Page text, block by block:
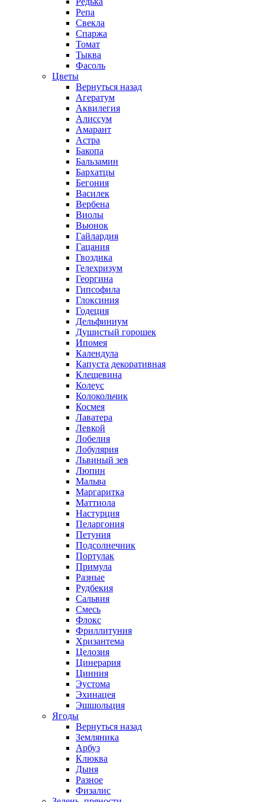
Репа
Свекла
Спаржа
Томат
Тыква
Фасоль
Цветы
Вернуться назад
Агератум
Аквилегия
Алиссум
Амарант
Астра
Бакопа
Бальзамин
Бархатцы
Бегония
Василек
Вербена
Виолы
Вьюнок
Гайлардия
Гацания
Гвоздика
Гелехризум
Георгина
Гипсофила
Глоксиния
Годеция
Дельфиниум
Душистый горошек
Ипомея
Календула
Капуста декоративная
Клещевина
Колеус
Колокольчик
Космея
Лаватера
Левкой
Лобелия
Лобулярия
Львиный зев
Люпин
Мальва
Маргаритка
Маттиола
Настурция
Пеларгония
Петуния
Подсолнечник
Портулак
Примула
Разные
Рудбекия
Сальвия
Смесь
Флокс
Фриллитуния
Хризантема
Целозия
Цинерария
Цинния
Эустома
Эхинацея
Эшшольция
Ягоды
Вернуться назад
Земляника
Арбуз
Клюква
Дыня
Разное
Физалис